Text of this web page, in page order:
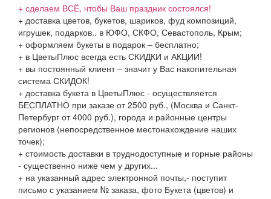
+ сделаем ВСЁ, чтобы Ваш праздник состоялся!
+ доставка цветов, букетов, шариков, фуд композиций,
игрушек, подарков.. в ЮФО, СКФО, Севастополь, Крым;
+ оформляем букеты в подарок – бесплатно;
+ в ЦветыПлюс всегда есть СКИДКИ и АКЦИИ!
+ вы постоянный клиент – значит у Вас накопительная
система СКИДОК!
+ доставка букета в ЦветыПлюс - осуществляется
БЕСПЛАТНО при заказе от 2500 руб., (Москва и Санкт-
Петербург от 4000 руб.), города и районные центры
регионов (непосредственное местонахождение наших
точек);
+ стоимость доставки в труднодоступные и горные районы
- существенно ниже чем у других...
+ на указанный адрес электронной почты,- поступит
письмо с указанием № заказа, фото Букета (цветов) и